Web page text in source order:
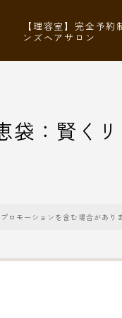
【理容室】完全予約
ンズヘアサロン
袋：賢く
ロモーションを含む場合があり